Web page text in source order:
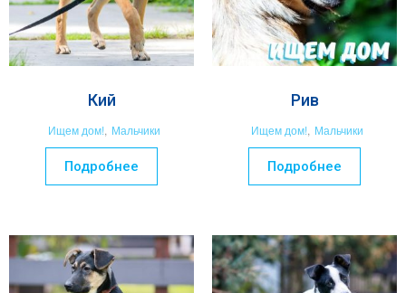
Кий
Ищем дом!, Мальчики
Подробнее
Рив
Ищем дом!, Мальчики
Подробнее